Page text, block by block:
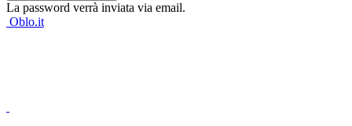
La password verrà inviata via email.
Oblo.it